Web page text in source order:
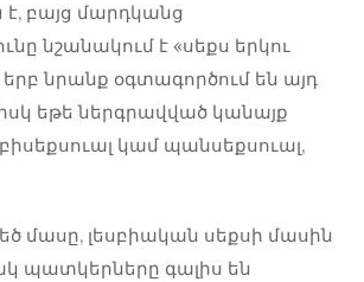
է, բայց մարդկանց
նշանակում է «սեքս երկու
նրանք օգտագործում են այդ
եթե ներգրավված կանայք
բիսեքսուալ կամ պանսեքսուալ,
մասը, լեսբիական սեքսի մասին
պատկերները գալիս են